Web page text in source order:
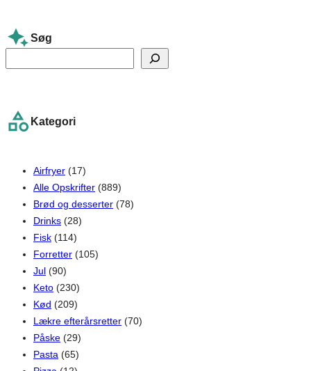
Søg
e
c
Kategori
Airfryer (17)
Alle Opskrifter (889)
Brød og desserter (78)
Drinks (28)
Fisk (114)
Forretter (105)
Jul (90)
Keto (230)
Kød (209)
Lækre efterårsretter (70)
Påske (29)
Pasta (65)